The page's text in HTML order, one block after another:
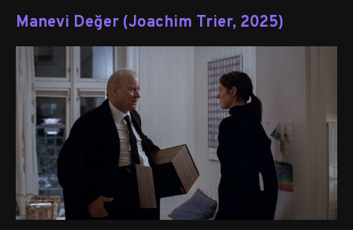
Manevi Değer (Joachim Trier, 2025)